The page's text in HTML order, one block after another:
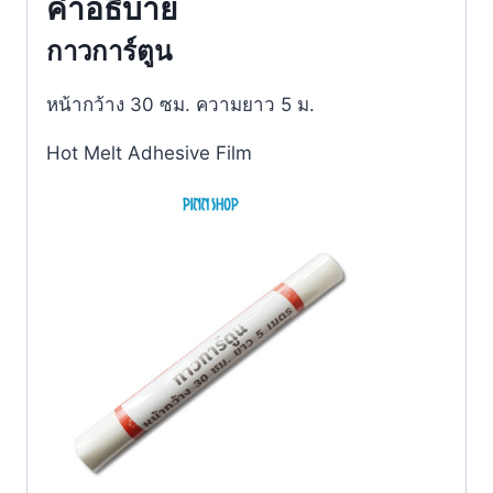
คำอธิบาย
กาวการ์ตูน
หน้ากว้าง 30 ซม. ความยาว 5 ม.
Hot Melt Adhesive Film